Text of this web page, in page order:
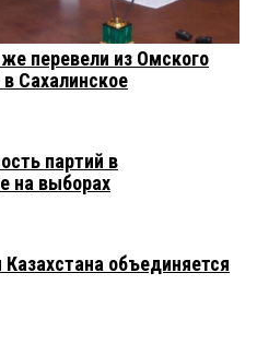
перевели из Омского
в Сахалинское
партий в
на выборах
объединяется